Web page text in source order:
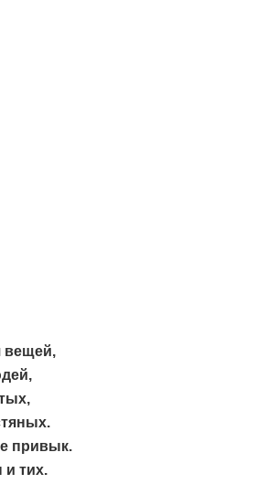
вещей,
привык.
и тих.